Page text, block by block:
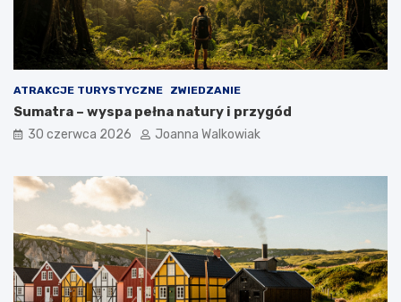
ATRAKCJE TURYSTYCZNE ZWIEDZANIE
Sumatra – wyspa pełna natury i przygód
30 czerwca 2026 Joanna Walkowiak